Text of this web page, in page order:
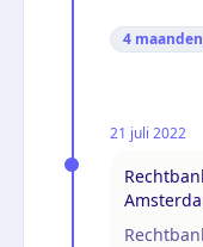
4
21 juli 2022